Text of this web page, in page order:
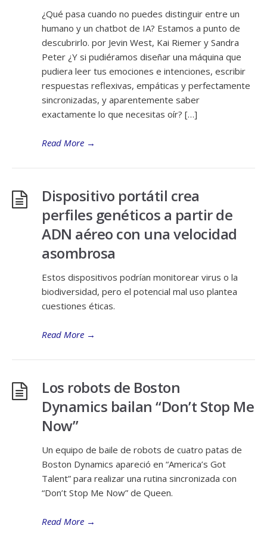
¿Qué pasa cuando no puedes distinguir entre un
humano y un chatbot de IA? Estamos a punto de
descubrirlo. por Jevin West, Kai Riemer y Sandra
Peter ¿Y si pudiéramos diseñar una máquina que
pudiera leer tus emociones e intenciones, escribir
respuestas reflexivas, empáticas y perfectamente
sincronizadas, y aparentemente saber
exactamente lo que necesitas oír? […]
Read More →
Dispositivo portátil crea
perfiles genéticos a partir de
ADN aéreo con una velocidad
asombrosa
Estos dispositivos podrían monitorear virus o la
biodiversidad, pero el potencial mal uso plantea
cuestiones éticas.
Read More →
Los robots de Boston
Dynamics bailan “Don’t Stop Me
Now”
Un equipo de baile de robots de cuatro patas de
Boston Dynamics apareció en “America’s Got
Talent” para realizar una rutina sincronizada con
“Don’t Stop Me Now” de Queen.
Read More →